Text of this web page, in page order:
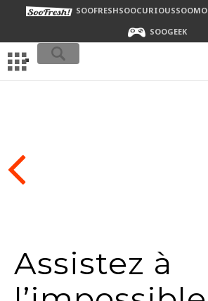
SOOFRESHSOOCURIOUS
SOOGEEK
Assistez à